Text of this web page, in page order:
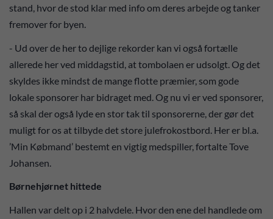
stand, hvor de stod klar med info om deres arbejde og tanker
fremover for byen.
- Ud over de her to dejlige rekorder kan vi også fortælle
allerede her ved middagstid, at tombolaen er udsolgt. Og det
skyldes ikke mindst de mange flotte præmier, som gode
lokale sponsorer har bidraget med. Og nu vi er ved sponsorer,
så skal der også lyde en stor tak til sponsorerne, der gør det
muligt for os at tilbyde det store julefrokostbord. Her er bl.a.
’Min Købmand’ bestemt en vigtig medspiller, fortalte Tove
Johansen.
Børnehjørnet hittede
Hallen var delt op i 2 halvdele. Hvor den ene del handlede om